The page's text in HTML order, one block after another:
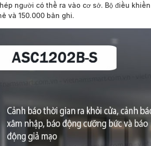
người có thể ra vào cơ sở. Bộ điều
và 150.000 bản ghi.